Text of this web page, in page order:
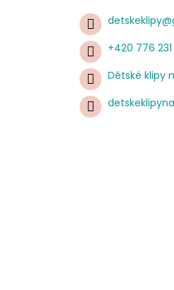
detskeklipy@
+420 776
Dětské klipy